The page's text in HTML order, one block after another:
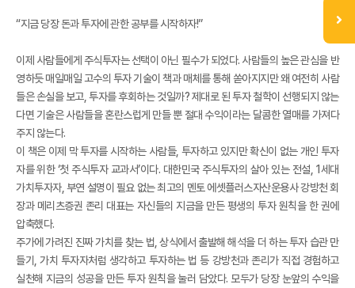
“지금 당장 돈과 투자에 관한 공부를 시작하자!”
이제 사람들에게 주식투자는 선택이 아닌 필수가 되었다. 사람들의 높은 관심을 반
영하듯 매일매일 고수의 투자 기술이 책과 매체를 통해 쏟아지지만 왜 여전히 사람
들은 손실을 보고, 투자를 후회하는 것일까? 제대로 된 투자 철학이 선행되지 않는
다면 기술은 사람들을 혼란스럽게 만들 뿐 절대 수익이라는 달콤한 열매를 가져다
주지 않는다.
이 책은 이제 막 투자를 시작하는 사람들, 투자하고 있지만 확신이 없는 개인 투자
자를 위한 ‘첫 주식투자 교과서’이다. 대한민국 주식투자의 살아 있는 전설, 1세대
가치투자자, 부연 설명이 필요 없는 최고의 멘토 에셋플러스자산운용사 강방천 회
장과 메리츠증권 존리 대표는 자신들의 지금을 만든 평생의 투자 원칙을 한 권에
압축했다.
주가에 가려진 진짜 가치를 찾는 법, 상식에서 출발해 해석을 더 하는 투자 습관 만
들기, 가치 투자자처럼 생각하고 투자하는 법 등 강방천과 존리가 직접 경험하고
실천해 지금의 성공을 만든 투자 원칙을 눌러 담았다. 모두가 당장 눈앞의 수익을